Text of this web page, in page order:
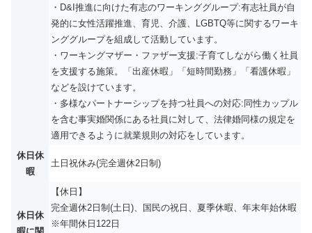
・D&I推進に向けた有志のワーキンググループ:有志社員が自
発的に女性活躍推進、育児、介護、LGBTQ等に関するワーキ
ンググループを組成して活動しています。
・ワーキングマザー・ファザー支援:子育てしながら働く社員
を支援する施策。「出産休暇」「短時間勤務」「看護休暇」
などを設けています。
・多様なパートナーシップを持つ社員への対応:同性カップル
を含む事実婚関係にある社員に対して、法律婚同様の規定を
適用できるように就業規則の対応をしています。
休日休
暇
土日祝休み(完全週休2日制)
休日休
【休日】
完全週休2日制(土日)、国民の祝日、夏季休暇、年末年始休暇
※年間休日122日